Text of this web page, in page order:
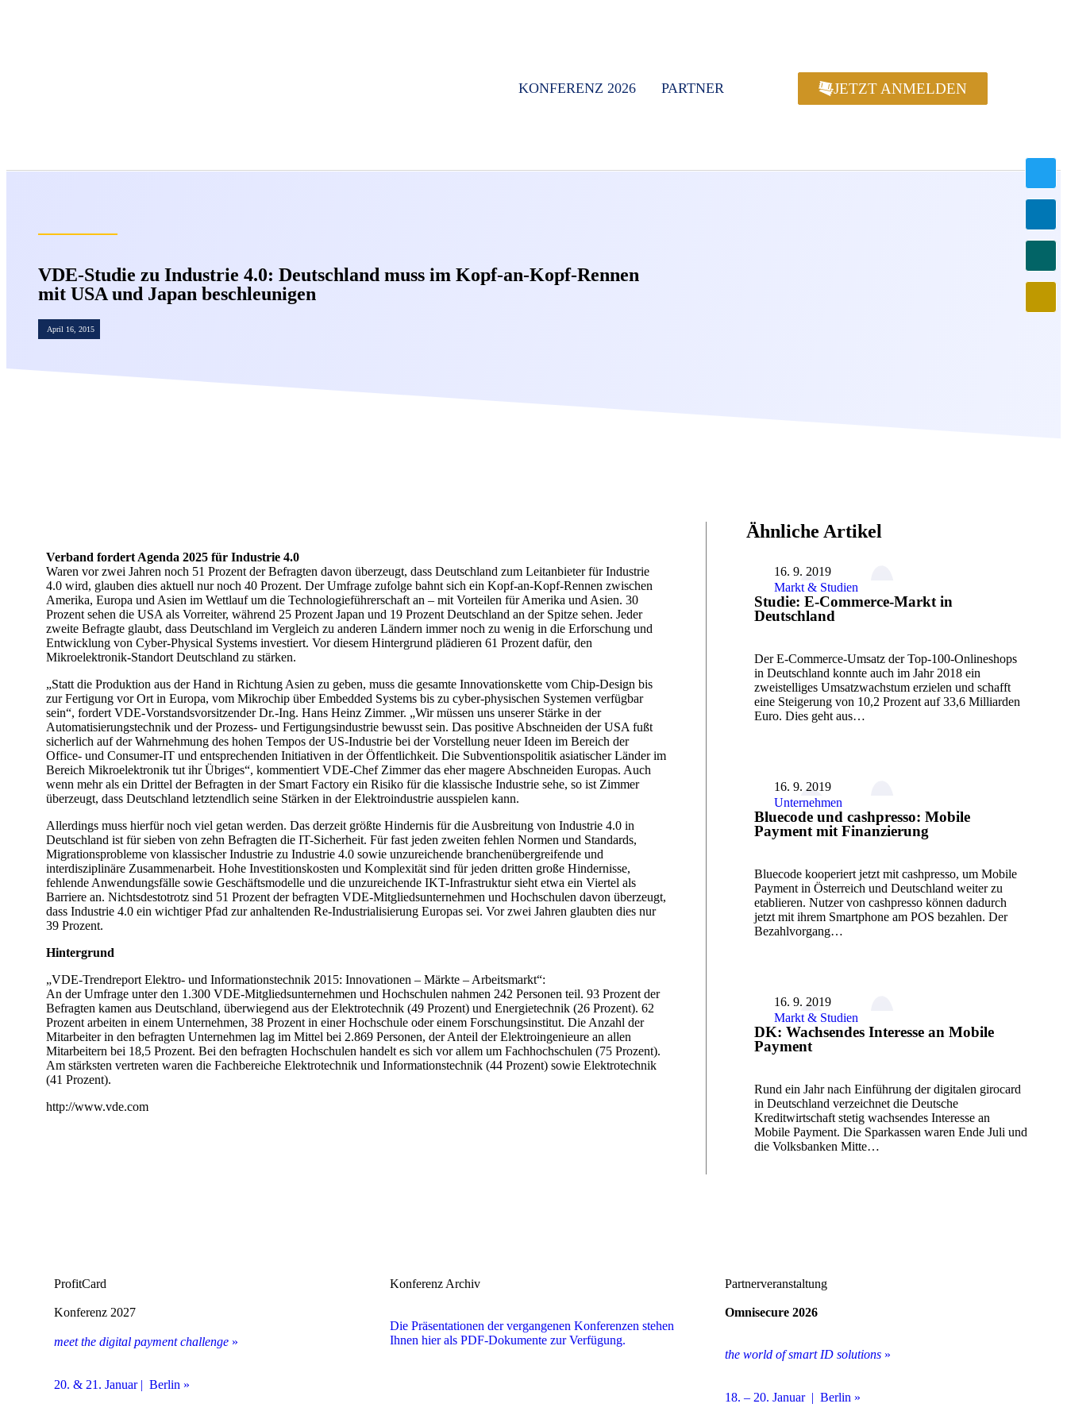
KONFERENZ 2026 PARTNER JETZT ANMELDEN
VDE-Studie zu Industrie 4.0: Deutschland muss im Kopf-an-Kopf-Rennen
mit USA und Japan beschleunigen
April 16, 2015
Verband fordert Agenda 2025 für Industrie 4.0
Waren vor zwei Jahren noch 51 Prozent der Befragten davon überzeugt, dass Deutschland zum Leitanbieter für Industrie
4.0 wird, glauben dies aktuell nur noch 40 Prozent. Der Umfrage zufolge bahnt sich ein Kopf-an-Kopf-Rennen zwischen
Amerika, Europa und Asien im Wettlauf um die Technologieführerschaft an – mit Vorteilen für Amerika und Asien. 30
Prozent sehen die USA als Vorreiter, während 25 Prozent Japan und 19 Prozent Deutschland an der Spitze sehen. Jeder
zweite Befragte glaubt, dass Deutschland im Vergleich zu anderen Ländern immer noch zu wenig in die Erforschung und
Entwicklung von Cyber-Physical Systems investiert. Vor diesem Hintergrund plädieren 61 Prozent dafür, den
Mikroelektronik-Standort Deutschland zu stärken.
„Statt die Produktion aus der Hand in Richtung Asien zu geben, muss die gesamte Innovationskette vom Chip-Design bis
zur Fertigung vor Ort in Europa, vom Mikrochip über Embedded Systems bis zu cyber-physischen Systemen verfügbar
sein“, fordert VDE-Vorstandsvorsitzender Dr.-Ing. Hans Heinz Zimmer. „Wir müssen uns unserer Stärke in der
Automatisierungstechnik und der Prozess- und Fertigungsindustrie bewusst sein. Das positive Abschneiden der USA fußt
sicherlich auf der Wahrnehmung des hohen Tempos der US-Industrie bei der Vorstellung neuer Ideen im Bereich der
Office- und Consumer-IT und entsprechenden Initiativen in der Öffentlichkeit. Die Subventionspolitik asiatischer Länder im
Bereich Mikroelektronik tut ihr Übriges“, kommentiert VDE-Chef Zimmer das eher magere Abschneiden Europas. Auch
wenn mehr als ein Drittel der Befragten in der Smart Factory ein Risiko für die klassische Industrie sehe, so ist Zimmer
überzeugt, dass Deutschland letztendlich seine Stärken in der Elektroindustrie ausspielen kann.
Allerdings muss hierfür noch viel getan werden. Das derzeit größte Hindernis für die Ausbreitung von Industrie 4.0 in
Deutschland ist für sieben von zehn Befragten die IT-Sicherheit. Für fast jeden zweiten fehlen Normen und Standards,
Migrationsprobleme von klassischer Industrie zu Industrie 4.0 sowie unzureichende branchenübergreifende und
interdisziplinäre Zusammenarbeit. Hohe Investitionskosten und Komplexität sind für jeden dritten große Hindernisse,
fehlende Anwendungsfälle sowie Geschäftsmodelle und die unzureichende IKT-Infrastruktur sieht etwa ein Viertel als
Barriere an. Nichtsdestotrotz sind 51 Prozent der befragten VDE-Mitgliedsunternehmen und Hochschulen davon überzeugt,
dass Industrie 4.0 ein wichtiger Pfad zur anhaltenden Re-Industrialisierung Europas sei. Vor zwei Jahren glaubten dies nur
39 Prozent.
Hintergrund
„VDE-Trendreport Elektro- und Informationstechnik 2015: Innovationen – Märkte – Arbeitsmarkt“:
An der Umfrage unter den 1.300 VDE-Mitgliedsunternehmen und Hochschulen nahmen 242 Personen teil. 93 Prozent der
Befragten kamen aus Deutschland, überwiegend aus der Elektrotechnik (49 Prozent) und Energietechnik (26 Prozent). 62
Prozent arbeiten in einem Unternehmen, 38 Prozent in einer Hochschule oder einem Forschungsinstitut. Die Anzahl der
Mitarbeiter in den befragten Unternehmen lag im Mittel bei 2.869 Personen, der Anteil der Elektroingenieure an allen
Mitarbeitern bei 18,5 Prozent. Bei den befragten Hochschulen handelt es sich vor allem um Fachhochschulen (75 Prozent).
Am stärksten vertreten waren die Fachbereiche Elektrotechnik und Informationstechnik (44 Prozent) sowie Elektrotechnik
(41 Prozent).
http://www.vde.com
Ähnliche Artikel
16. 9. 2019
Markt & Studien
Studie: E-Commerce-Markt in
Deutschland
Der E-Commerce-Umsatz der Top-100-Onlineshops
in Deutschland konnte auch im Jahr 2018 ein
zweistelliges Umsatzwachstum erzielen und schafft
eine Steigerung von 10,2 Prozent auf 33,6 Milliarden
Euro. Dies geht aus…
16. 9. 2019
Unternehmen
Bluecode und cashpresso: Mobile
Payment mit Finanzierung
Bluecode kooperiert jetzt mit cashpresso, um Mobile
Payment in Österreich und Deutschland weiter zu
etablieren. Nutzer von cashpresso können dadurch
jetzt mit ihrem Smartphone am POS bezahlen. Der
Bezahlvorgang…
16. 9. 2019
Markt & Studien
DK: Wachsendes Interesse an Mobile
Payment
Rund ein Jahr nach Einführung der digitalen girocard
in Deutschland verzeichnet die Deutsche
Kreditwirtschaft stetig wachsendes Interesse an
Mobile Payment. Die Sparkassen waren Ende Juli und
die Volksbanken Mitte…
ProfitCard
Konferenz 2027
meet the digital payment challenge »
20. & 21. Januar | Berlin »
Konferenz Archiv
Die Präsentationen der vergangenen Konferenzen stehen
Ihnen hier als PDF-Dokumente zur Verfügung.
Partnerveranstaltung
Omnisecure 2026
the world of smart ID solutions »
18. – 20. Januar | Berlin »